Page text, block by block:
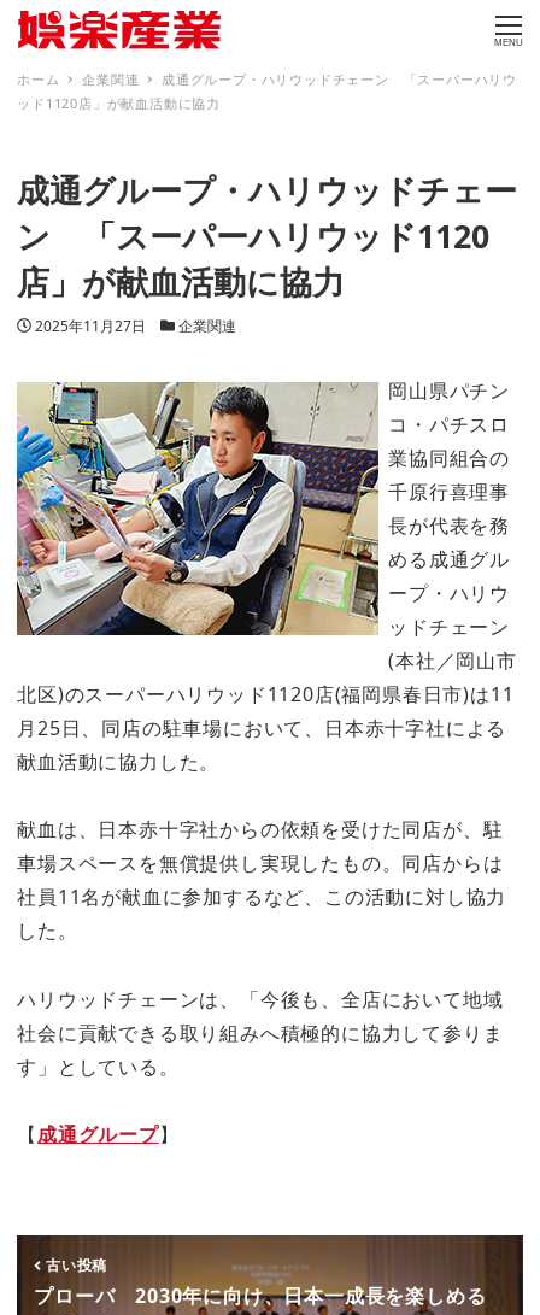
MENU
ホーム 企業関連
成通グループ・ハリウッドチェーン 「スーパーハリウ
ッド1120店」が献血活動に協力
成通グループ・ハリウッドチェー
ン 「スーパーハリウッド1120
店」が献血活動に協力
投稿日
2025年11月27日 カテゴリー
企業関連
岡山県パチン
コ・パチスロ
業協同組合の
千原行喜理事
長が代表を務
める成通グル
ープ・ハリウ
ッドチェーン
(本社／岡山市
北区)のスーパーハリウッド1120店(福岡県春日市)は11
月25日、同店の駐車場において、日本赤十字社による
献血活動に協力した。
献血は、日本赤十字社からの依頼を受けた同店が、駐
車場スペースを無償提供し実現したもの。同店からは
社員11名が献血に参加するなど、この活動に対し協力
した。
ハリウッドチェーンは、「今後も、全店において地域
社会に貢献できる取り組みへ積極的に協力して参りま
す」としている。
【成通グループ】
古い投稿
プローバ 2030年に向け、日本一成長を楽しめる